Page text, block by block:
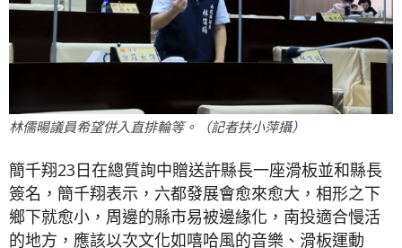
林儒暘議員希望併入直排輪等。（記者扶小萍攝）
簡千翔23日在總質詢中贈送許縣長一座滑板並和縣長
簽名，簡千翔表示，六都發展會愈來愈大，相形之下
鄉下就愈小，周邊的縣市易被邊緣化，南投適合慢活
的地方，應該以次文化如嘻哈風的音樂、滑板運動